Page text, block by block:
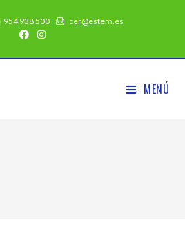
954 938 500 cer@estem.es
MENÚ
herramientas